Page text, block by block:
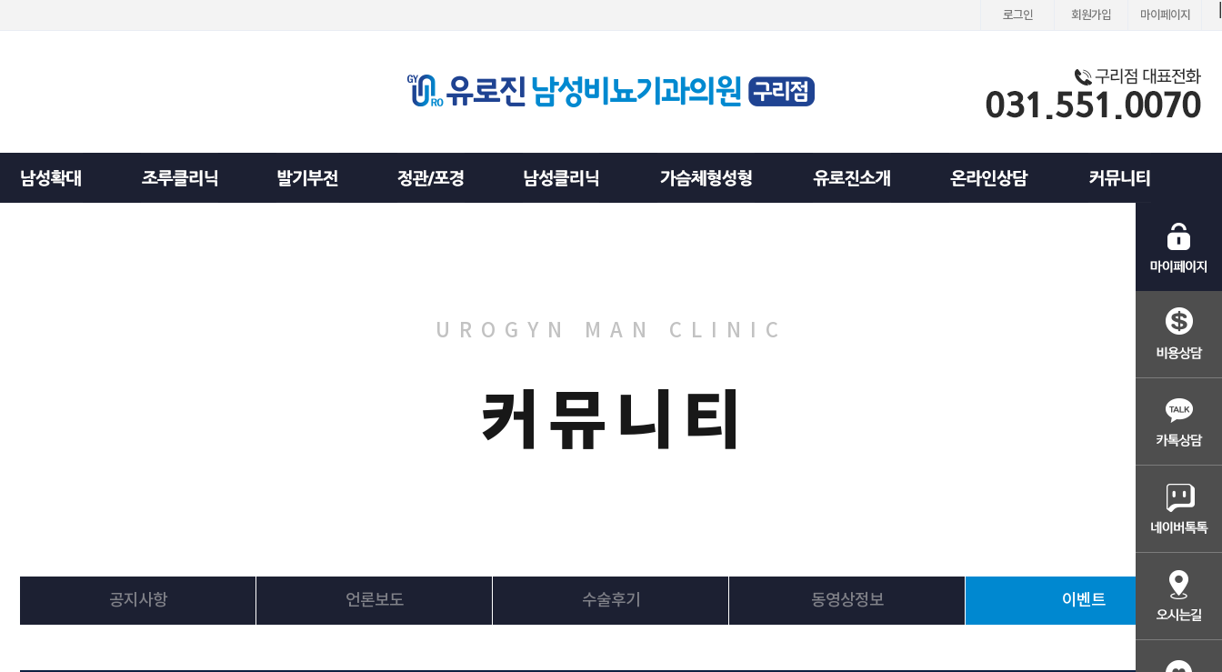
로그인 회원가입 마이페이지
UROGYN MAN CLINIC
커뮤니티
공지사항 언론보도 수술후기 동영상정보 이벤트